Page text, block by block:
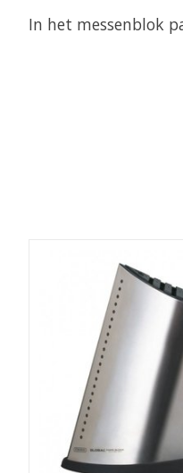
In het messenblok